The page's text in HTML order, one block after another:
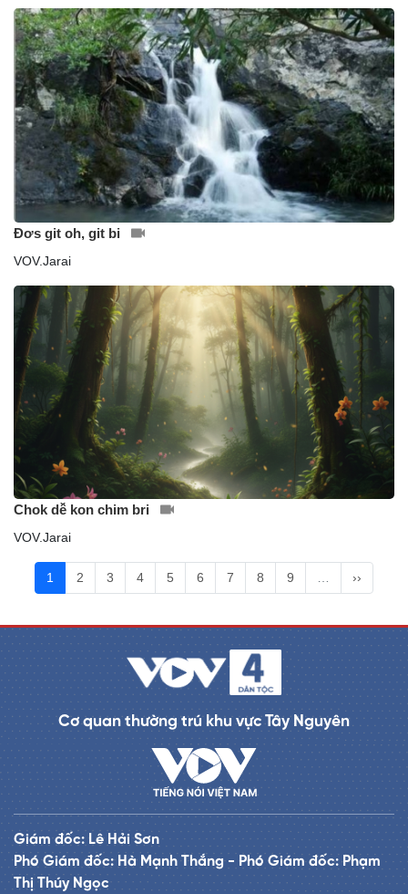
Đơs git oh, git bi
VOV.Jarai
Chok dê̆ kon chim bri
VOV.Jarai
1 2 3 4 5 6 7 8 9 … ››
Cơ quan thường trú khu vực Tây Nguyên
Giám đốc: Lê Hải Sơn
Phó Giám đốc: Hà Mạnh Thắng - Phó Giám đốc: Phạm
Thị Thúy Ngọc